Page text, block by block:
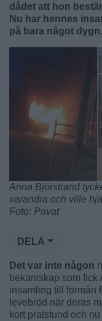
dådet att hon
Nu har hennes
på bara något dygn.
Anna Björstrand
varandra och ville
Foto: Privat
DELA
Det var inte någon
bekantskap som fick
insamling till förmån
levebröd när deras
kort pratstund och